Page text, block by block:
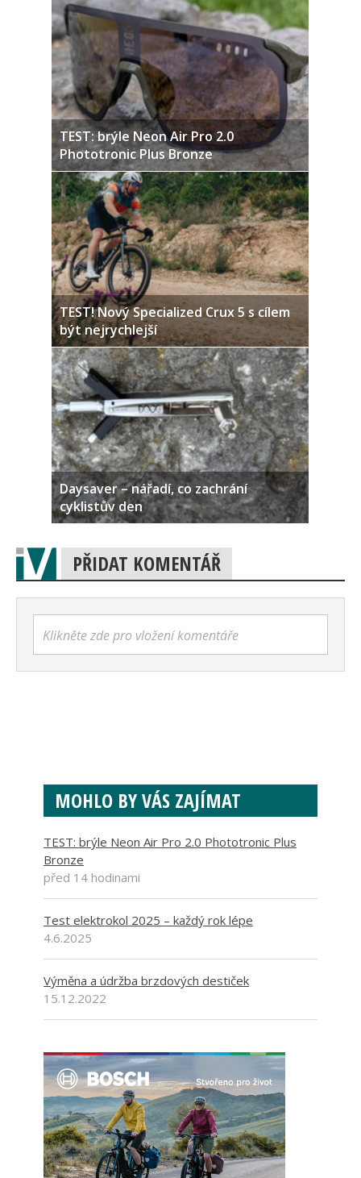
TEST: brýle Neon Air Pro 2.0
Phototronic Plus Bronze
TEST! Nový Specialized Crux 5 s cílem
být nejrychlejší
Daysaver – nářadí, co zachrání
cyklistův den
PŘIDAT KOMENTÁŘ
Klikněte zde pro vložení komentáře
MOHLO BY VÁS ZAJÍMAT
TEST: brýle Neon Air Pro 2.0 Phototronic Plus
Bronze
před 14 hodinami
Test elektrokol 2025 – každý rok lépe
4.6.2025
Výměna a údržba brzdových destiček
15.12.2022